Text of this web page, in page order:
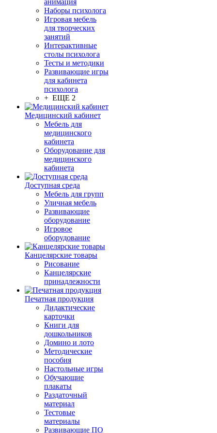
анимация
Наборы психолога
Игровая мебель
для творческих
занятий
Интерактивные
столы психолога
Тесты и методики
Развивающие игры
для кабинета
психолога
+ ЕЩЕ 2
Медицинский кабинет
Мебель для
медицинского
кабинета
Оборудование для
медицинского
кабинета
Доступная среда
Мебель для групп
Уличная мебель
Развивающие
оборудование
Игровое
оборудование
Канцелярские товары
Рисование
Канцелярские
принадлежности
Печатная продукция
Дидактические
карточки
Книги для
дошкольников
Домино и лото
Методические
пособия
Настольные игры
Обучающие
плакаты
Раздаточный
материал
Тестовые
материалы
Развивающие ПО